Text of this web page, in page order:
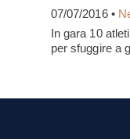
07/07/2016 •
In gara 10
per sfuggire a